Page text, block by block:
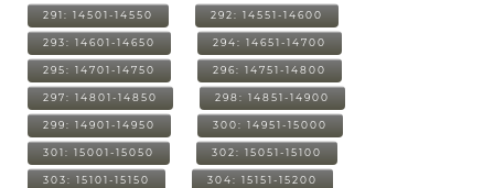
291: 14501-14550 292: 14551-14600
293: 14601-14650 294: 14651-14700
295: 14701-14750 296: 14751-14800
297: 14801-14850 298: 14851-14900
299: 14901-14950 300: 14951-15000
301: 15001-15050 302: 15051-15100
303: 15101-15150 304: 15151-15200